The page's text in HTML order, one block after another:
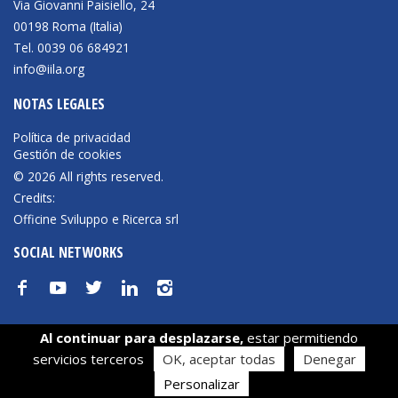
Empoderamiento socio-económico
Justicia y Seguridad
EUROsociAL
EL PAcCTO
EUROFRONT
COPOLAD III
AL-INVEST Verde
MEDIOS
Vídeos
Via Giovanni Paisiello, 24
00198 Roma (Italia)
Tel. 0039 06 684921
info@iila.org
NOTAS LEGALES
Política de privacidad
Gestión de cookies
© 2026 All rights reserved.
Credits:
Officine Sviluppo e Ricerca srl
SOCIAL NETWORKS
f y t n i
Aviso en el momento de la recogida
Sus opciones de privacidad
Al continuar para desplazarse,estar permitiendo
servicios terceros
OK, aceptar todas
Denegar
Personalizar